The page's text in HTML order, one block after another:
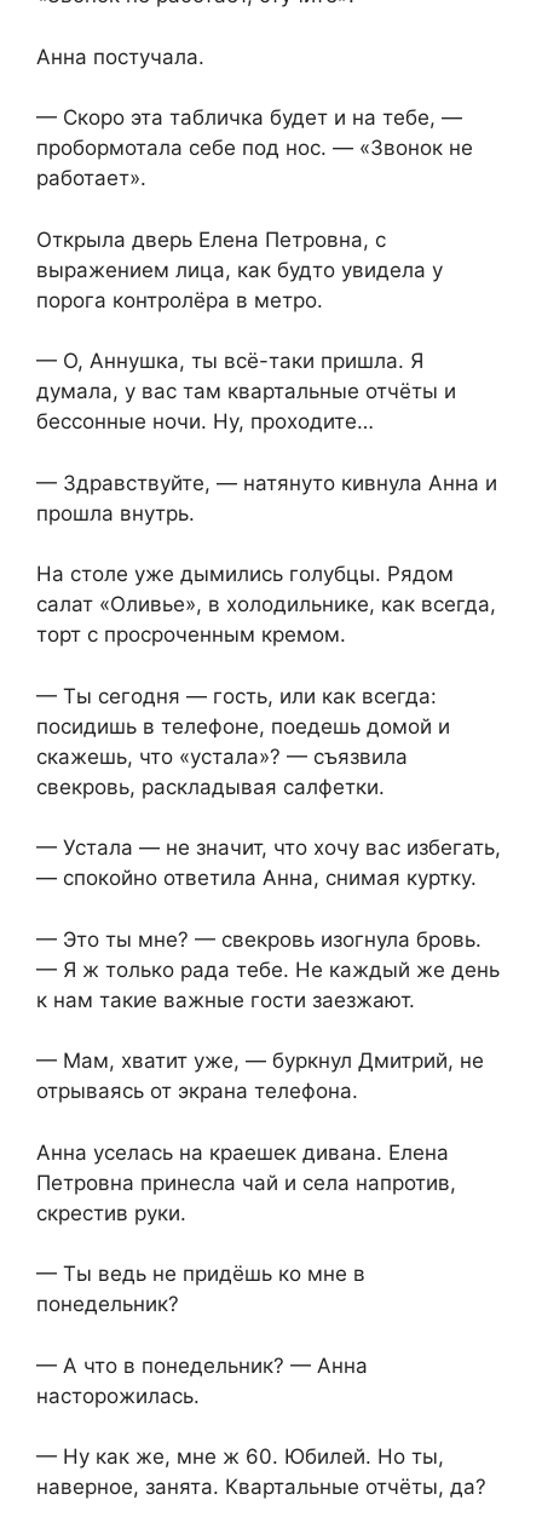
Анна постучала.
— Скоро эта табличка будет и на тебе, —
пробормотала себе под нос. — «Звонок не
работает».
Открыла дверь Елена Петровна, с
выражением лица, как будто увидела у
порога контролёра в метро.
— О, Аннушка, ты всё-таки пришла. Я
думала, у вас там квартальные отчёты и
бессонные ночи. Ну, проходите…
— Здравствуйте, — натянуто кивнула Анна и
прошла внутрь.
На столе уже дымились голубцы. Рядом
салат «Оливье», в холодильнике, как всегда,
торт с просроченным кремом.
— Ты сегодня — гость, или как всегда:
посидишь в телефоне, поедешь домой и
скажешь, что «устала»? — съязвила
свекровь, раскладывая салфетки.
— Устала — не значит, что хочу вас избегать,
— спокойно ответила Анна, снимая куртку.
— Это ты мне? — свекровь изогнула бровь.
— Я ж только рада тебе. Не каждый же день
к нам такие важные гости заезжают.
— Мам, хватит уже, — буркнул Дмитрий, не
отрываясь от экрана телефона.
Анна уселась на краешек дивана. Елена
Петровна принесла чай и села напротив,
скрестив руки.
— Ты ведь не придёшь ко мне в
понедельник?
— А что в понедельник? — Анна
насторожилась.
— Ну как же, мне ж 60. Юбилей. Но ты,
наверное, занята. Квартальные отчёты, да?